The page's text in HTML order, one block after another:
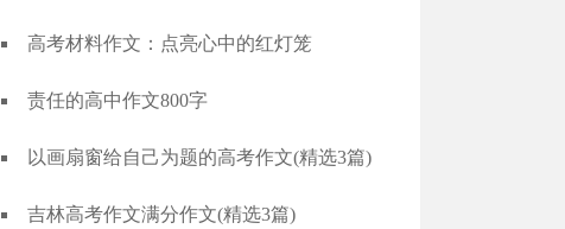
高考材料作文：点亮心中的红灯笼
责任的高中作文800字
以画扇窗给自己为题的高考作文(精选3篇)
吉林高考作文满分作文(精选3篇)